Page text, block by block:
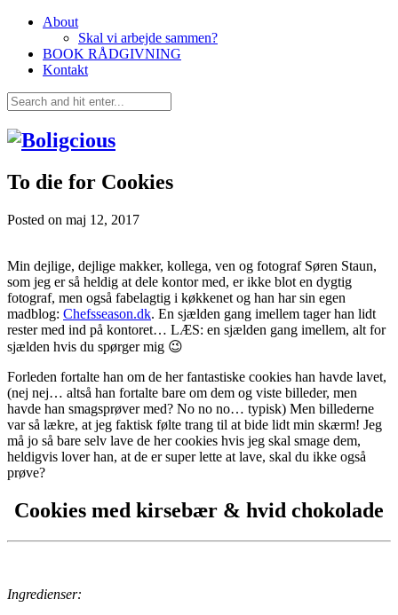
About
Skal vi arbejde sammen?
BOOK RÅDGIVNING
Kontakt
To die for Cookies
Posted on maj 12, 2017
Min dejlige, dejlige makker, kollega, ven og fotograf Søren Staun,
som jeg er så heldig at dele kontor med, er ikke blot en dygtig
fotograf, men også fabelagtig i køkkenet og han har sin egen
madblog: Chefsseason.dk. En sjælden gang imellem tager han lidt
rester med ind på kontoret… LÆS: en sjælden gang imellem, alt for
sjælden hvis du spørger mig 😉
Forleden fortalte han om de her fantastiske cookies han havde lavet,
(nej nej… altså han fortalte bare om dem og viste billeder, men
havde han smagsprøver med? No no no… typisk) Men billederne
var så lækre, at jeg faktisk følte trang til at bide lidt min skærm! Jeg
må jo så bare selv lave de her cookies hvis jeg skal smage dem,
heldigvis lover han, at de er super lette at lave, skal du ikke også
prøve?
Cookies med kirsebær & hvid chokolade
Ingredienser: